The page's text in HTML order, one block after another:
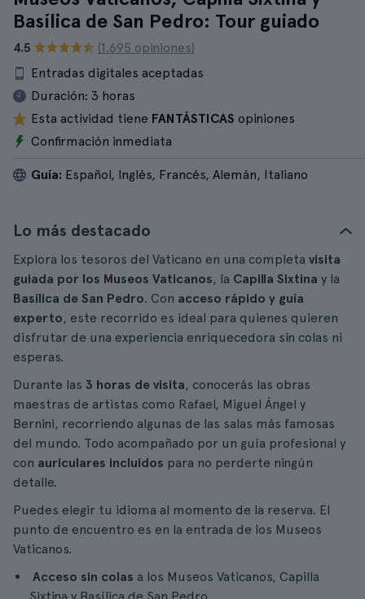
Basílica de San Pedro: Tour guiado
4.5
(1.695 opiniones)
Entradas digitales aceptadas
Duración: 3 horas
Esta actividad tiene FANTÁSTICAS opiniones
Confirmación inmediata
Guía: Español, Inglés, Francés, Alemán, Italiano
Lo más destacado
Explora los tesoros del Vaticano en una completa visita
guiada por los Museos Vaticanos, la Capilla Sixtina y la
Basílica de San Pedro. Con acceso rápido y guía
experto, este recorrido es ideal para quienes quieren
disfrutar de una experiencia enriquecedora sin colas ni
esperas.
Durante las 3 horas de visita, conocerás las obras
maestras de artistas como Rafael, Miguel Ángel y
Bernini, recorriendo algunas de las salas más famosas
del mundo. Todo acompañado por un guía profesional y
con auriculares incluidos para no perderte ningún
detalle.
Puedes elegir tu idioma al momento de la reserva. El
punto de encuentro es en la entrada de los Museos
Vaticanos.
Acceso sin colas a los Museos Vaticanos, Capilla